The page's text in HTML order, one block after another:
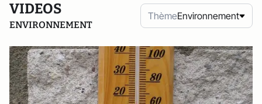
VIDEOS
ENVIRONNEMENT
ThèmeEnvironnement